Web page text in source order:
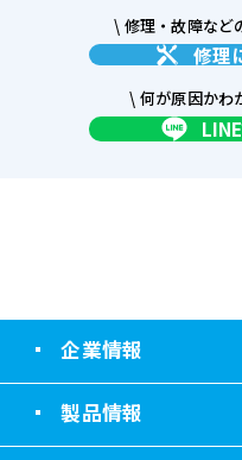
\ 修理・故障など
修理
\ 何が原因かわ
企業情報
製品情報